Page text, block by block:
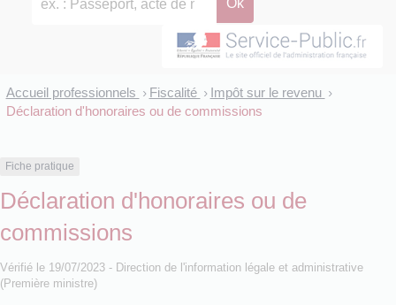
Accueil professionnels > Fiscalité > Impôt sur le revenu >
Déclaration d'honoraires ou de commissions
Fiche pratique
Déclaration d'honoraires ou de
commissions
Vérifié le 19/07/2023 - Direction de l'information légale et administrative
(Première ministre)